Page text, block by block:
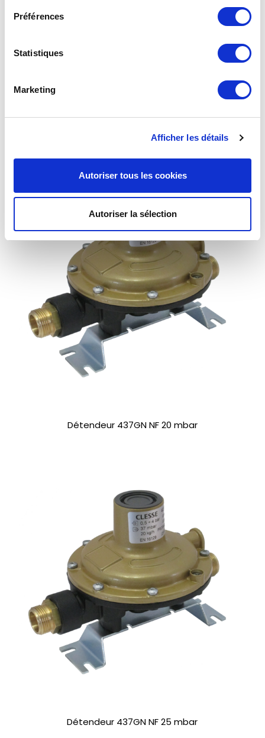
Préférences
Statistiques
Marketing
Afficher les détails
Autoriser tous les cookies
Autoriser la sélection
Détendeur 437GN NF 20 mbar
Détendeur 437GN NF 25 mbar